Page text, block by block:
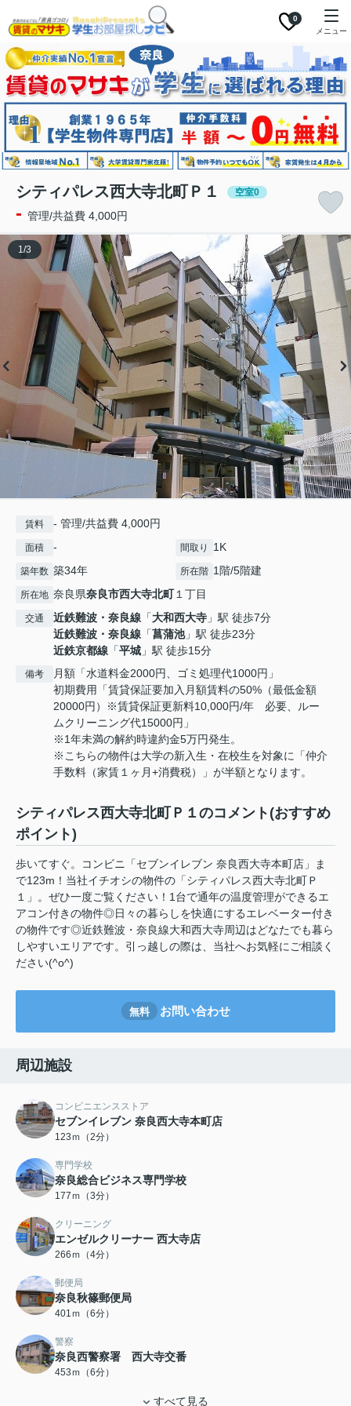
0
メニュー
シティパレス西大寺北町Ｐ１ 空室0
- 管理/共益費 4,000円
1/3
賃料 - 管理/共益費 4,000円
面積 - 間取り 1K
築年数 築34年 所在階 1階/5階建
所在地 奈良県奈良市西大寺北町１丁目
交通 近鉄難波・奈良線 「大和西大寺 」駅 徒歩7分
近鉄難波・奈良線 「菖蒲池」駅 徒歩23分
近鉄京都線 「平城 」駅 徒歩15分
備考
月額「水道料金2000円、ゴミ処理代1000円」
初期費用「賃貸保証要加入月額賃料の50%（最低金額
20000円）※賃貸保証更新料10,000円/年 必要、ルー
ムクリーニング代15000円」
※1年未満の解約時違約金5万円発生。
※こちらの物件は大学の新入生・在校生を対象に「仲介
手数料（家賃１ヶ月+消費税）」が半額となります。
シティパレス西大寺北町Ｐ１のコメント(おすすめ
ポイント)
歩いてすぐ。コンビニ「セブンイレブン 奈良西大寺本町店」ま
で123m！当社イチオシの物件の「シティパレス西大寺北町Ｐ
１」。ぜひ一度ご覧ください！1台で通年の温度管理ができるエ
アコン付きの物件◎日々の暮らしを快適にするエレベーター付き
の物件です◎近鉄難波・奈良線大和西大寺周辺はどなたでも暮ら
しやすいエリアです。引っ越しの際は、当社へお気軽にご相談く
ださい(^o^)
無料 お問い合わせ
周辺施設
コンビニエンスストア
セブンイレブン 奈良西大寺本町店
123ｍ（2分）
専門学校
奈良総合ビジネス専門学校
177ｍ（3分）
クリーニング
エンゼルクリーナー 西大寺店
266ｍ（4分）
郵便局
奈良秋篠郵便局
401ｍ（6分）
警察
奈良西警察署 西大寺交番
453ｍ（6分）
すべて見る